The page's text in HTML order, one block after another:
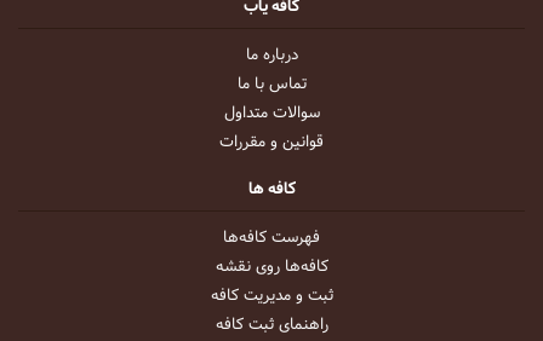
کافه یاب
درباره ما
تماس با ما
سوالات متداول
قوانین و مقررات
کافه ها
فهرست کافه‌ها
کافه‌ها روی نقشه
ثبت و مدیریت کافه
راهنمای ثبت کافه